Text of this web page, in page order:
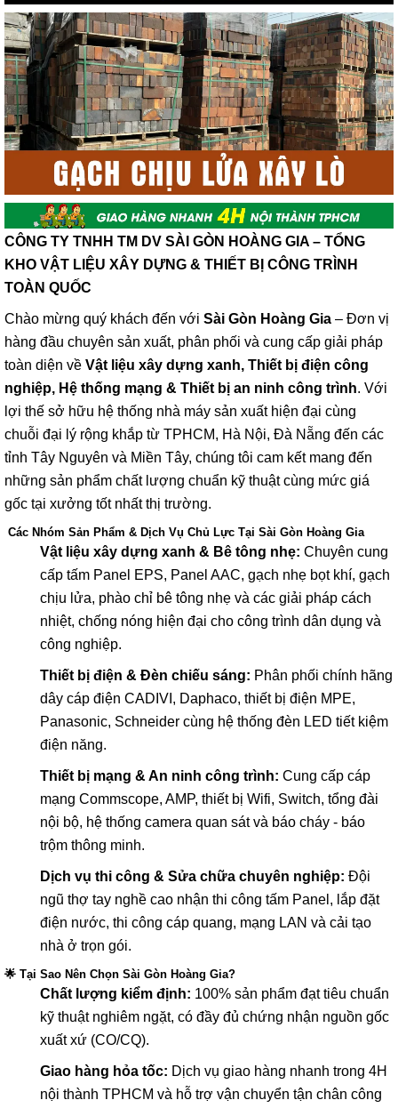
CÔNG TY TNHH TM DV SÀI GÒN HOÀNG GIA – TỔNG
KHO VẬT LIỆU XÂY DỰNG & THIẾT BỊ CÔNG TRÌNH
TOÀN QUỐC
Chào mừng quý khách đến với Sài Gòn Hoàng Gia – Đơn vị
hàng đầu chuyên sản xuất, phân phối và cung cấp giải pháp
toàn diện về Vật liệu xây dựng xanh, Thiết bị điện công
nghiệp, Hệ thống mạng & Thiết bị an ninh công trình. Với
lợi thế sở hữu hệ thống nhà máy sản xuất hiện đại cùng
chuỗi đại lý rộng khắp từ TPHCM, Hà Nội, Đà Nẵng đến các
tỉnh Tây Nguyên và Miền Tây, chúng tôi cam kết mang đến
những sản phẩm chất lượng chuẩn kỹ thuật cùng mức giá
gốc tại xưởng tốt nhất thị trường.
Các Nhóm Sản Phẩm & Dịch Vụ Chủ Lực Tại Sài Gòn Hoàng Gia
Vật liệu xây dựng xanh & Bê tông nhẹ: Chuyên cung
cấp tấm Panel EPS, Panel AAC, gạch nhẹ bọt khí, gạch
chịu lửa, phào chỉ bê tông nhẹ và các giải pháp cách
nhiệt, chống nóng hiện đại cho công trình dân dụng và
công nghiệp.
Thiết bị điện & Đèn chiếu sáng: Phân phối chính hãng
dây cáp điện CADIVI, Daphaco, thiết bị điện MPE,
Panasonic, Schneider cùng hệ thống đèn LED tiết kiệm
điện năng.
Thiết bị mạng & An ninh công trình: Cung cấp cáp
mạng Commscope, AMP, thiết bị Wifi, Switch, tổng đài
nội bộ, hệ thống camera quan sát và báo cháy - báo
trộm thông minh.
Dịch vụ thi công & Sửa chữa chuyên nghiệp: Đội
ngũ thợ tay nghề cao nhận thi công tấm Panel, lắp đặt
điện nước, thi công cáp quang, mạng LAN và cải tạo
nhà ở trọn gói.
🌟 Tại Sao Nên Chọn Sài Gòn Hoàng Gia?
Chất lượng kiểm định: 100% sản phẩm đạt tiêu chuẩn
kỹ thuật nghiêm ngặt, có đầy đủ chứng nhận nguồn gốc
xuất xứ (CO/CQ).
Giao hàng hỏa tốc: Dịch vụ giao hàng nhanh trong 4H
nội thành TPHCM và hỗ trợ vận chuyển tận chân công